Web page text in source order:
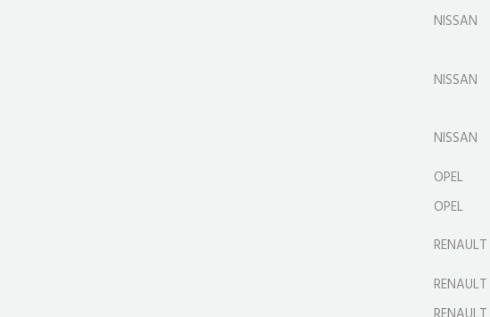
NISSAN
NISSAN
NISSAN
OPEL
OPEL
RENAULT
RENAULT